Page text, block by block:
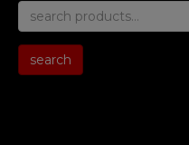
search
for:
search